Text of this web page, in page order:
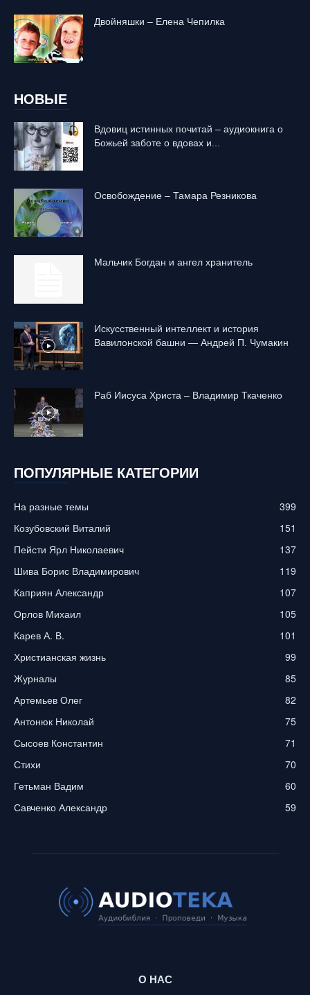
Двойняшки – Елена Чепилка
НОВЫЕ
Вдовиц истинных почитай – аудиокнига о
Божьей заботе о вдовах и...
Освобождение – Тамара Резникова
Mальчик Богдан и ангел хранитель
Искусственный интеллект и история
Вавилонской башни — Андрей П. Чумакин
Раб Иисуса Христа – Владимир Ткаченко
ПОПУЛЯРНЫЕ КАТЕГОРИИ
На разные темы
399
Козубовский Виталий
151
Пейсти Ярл Николаевич
137
Шива Борис Владимирович
119
Каприян Александр
107
Орлов Михаил
105
Карев А. В.
101
Христианская жизнь
99
Журналы
85
Артемьев Олег
82
Антонюк Николай
75
Сысоев Константин
71
Стихи
70
Гетьман Вадим
60
Савченко Александр
59
О НАС